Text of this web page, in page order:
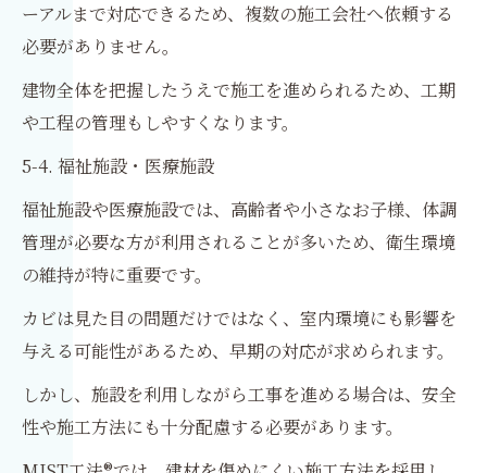
ーアルまで対応できるため、複数の施工会社へ依頼する
必要がありません。
建物全体を把握したうえで施工を進められるため、工期
や工程の管理もしやすくなります。
5-4. 福祉施設・医療施設
福祉施設や医療施設では、高齢者や小さなお子様、体調
管理が必要な方が利用されることが多いため、衛生環境
の維持が特に重要です。
カビは見た目の問題だけではなく、室内環境にも影響を
与える可能性があるため、早期の対応が求められます。
しかし、施設を利用しながら工事を進める場合は、安全
性や施工方法にも十分配慮する必要があります。